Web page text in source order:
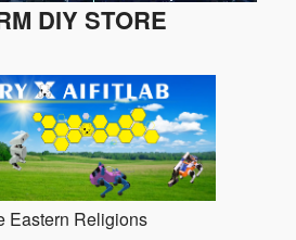
DIY STORE
Eastern Religions